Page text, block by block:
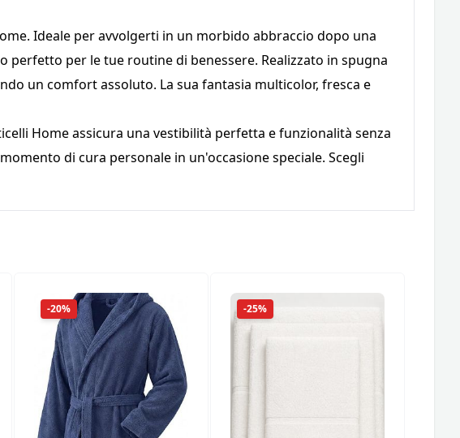
Ideale per avvolgerti in un morbido abbraccio dopo una
per le tue routine di benessere. Realizzato in spugna
un comfort assoluto. La sua fantasia multicolor, fresca e
Home assicura una vestibilità perfetta e funzionalità senza
di cura personale in un'occasione speciale. Scegli
-20% -25%